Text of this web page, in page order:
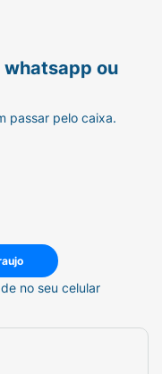
whatsapp ou
passar pelo caixa.
no seu celular